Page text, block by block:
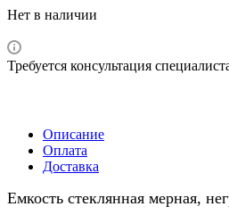
Нет в наличии
Требуется консультация
Описание
Оплата
Доставка
Емкость стеклянная мерная,